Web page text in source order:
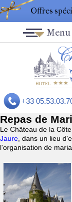
Offres
+33
Menu
Repas de
Le Château de la
Jaure , dans un lieu
l'organisation de